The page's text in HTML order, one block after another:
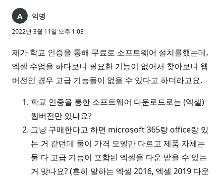
익명
2022년 3월 11일 오후 1:03
제가 학교 인증을 통해 무료로 소프트웨어 설치를했는데,
엑셀 수업을 하다보니 필요한 기능이 없어서 찾아보니 웹
버전인 경우 고급 기능들이 없을 수 있다고 하더라고요.
학교 인증을 통한 소프트웨어 다운로드로는 (엑셀)
웹버전만 있나요?
그냥 구매한다고 하면 microsoft 365랑 office랑 있
는 거 같던데 둘이 가격 모델만 다르고 제품 자체는
둘 다 고급 기능이 포함된 엑셀을 다운 받을 수 있는
거 맞나요? (흔히 말하는 엑셀 2016, 엑셀 2019 다운